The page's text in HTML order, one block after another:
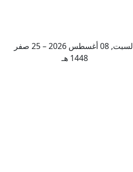
السبت, 08 أغسطس 2026 – 25 صفر
1448 هـ